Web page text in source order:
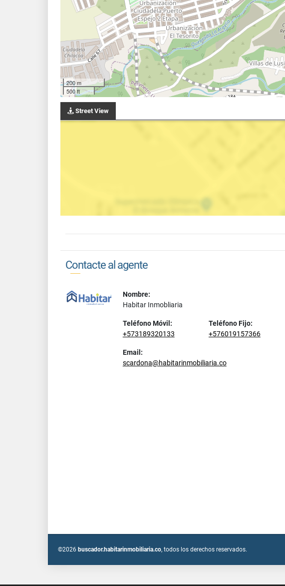
200 m
500 ft
Street View
Contacte al agente
Nombre:
Habitar Inmobliaria
Teléfono Móvil:
+573189320133
Teléfono Fijo:
+576019157366
Email:
scardona@habitarinmobiliaria.co
©2026 buscador.habitarinmobiliaria.co, todos los derechos reservados.